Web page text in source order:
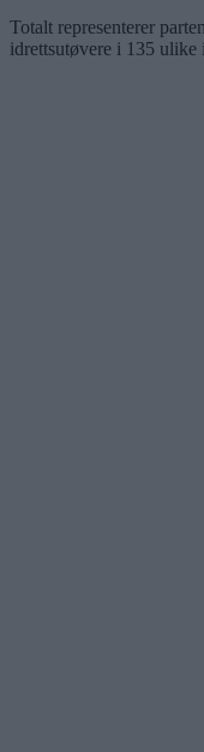
Totalt representerer
idrettsutøvere i 135 ulike